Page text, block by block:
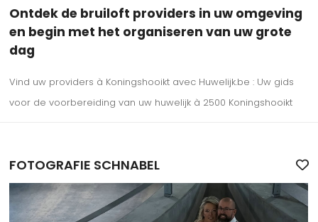
Ontdek de bruiloft providers in uw omgeving
en begin met het organiseren van uw grote
dag
Vind uw providers à Koningshooikt avec Huwelijk.be : Uw gids
voor de voorbereiding van uw huwelijk à 2500 Koningshooikt
FOTOGRAFIE SCHNABEL